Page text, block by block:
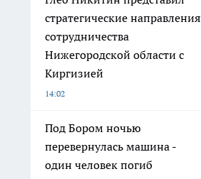
стратегические направления
сотрудничества
Нижегородской области с
Киргизией
14:02
Под Бором ночью
перевернулась машина -
один человек погиб